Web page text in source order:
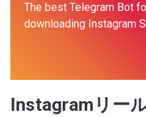
The best Telegram Bot
downloading Instagram
Instagramリー